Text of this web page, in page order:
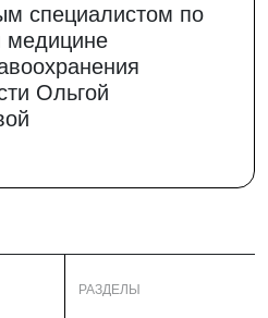
специалистом по
медицине
Ольгой
РАЗДЕЛЫ